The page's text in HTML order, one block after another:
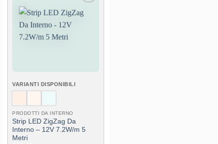
Aggiungi
alla lista
VARIANTI DISPONIBILI
PRODOTTI DA INTERNO
Strip LED ZigZag Da
Interno – 12V 7.2W/m 5
Metri